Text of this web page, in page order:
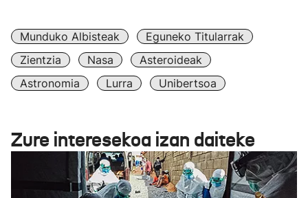
Munduko Albisteak
Eguneko Titularrak
Zientzia
Nasa
Asteroideak
Astronomia
Lurra Unibertsoa
Zure interesekoa izan daiteke